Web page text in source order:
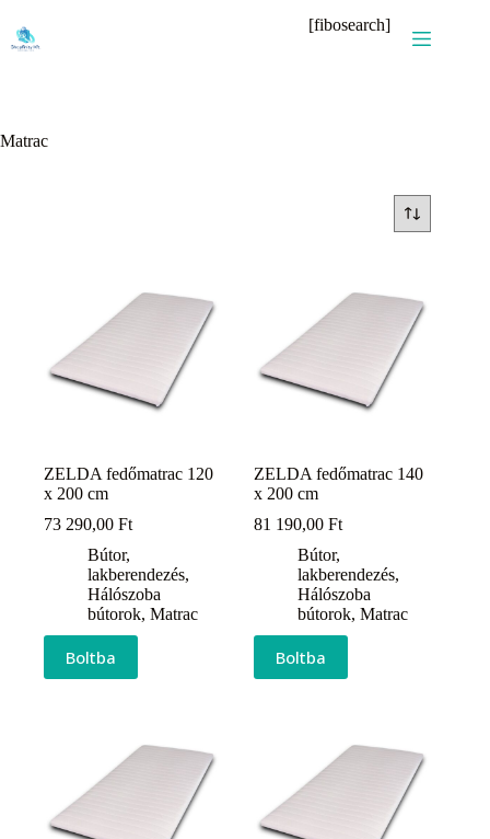
content
[fibosearch]
Matrac
ZELDA fedőmatrac 120
x 200 cm
73 290,00 Ft
Bútor,
lakberendezés,
Hálószoba
bútorok, Matrac
Boltba
ZELDA fedőmatrac 140
x 200 cm
81 190,00Ft
Bútor,
lakberendezés,
Hálószoba
bútorok,Matrac
Boltba